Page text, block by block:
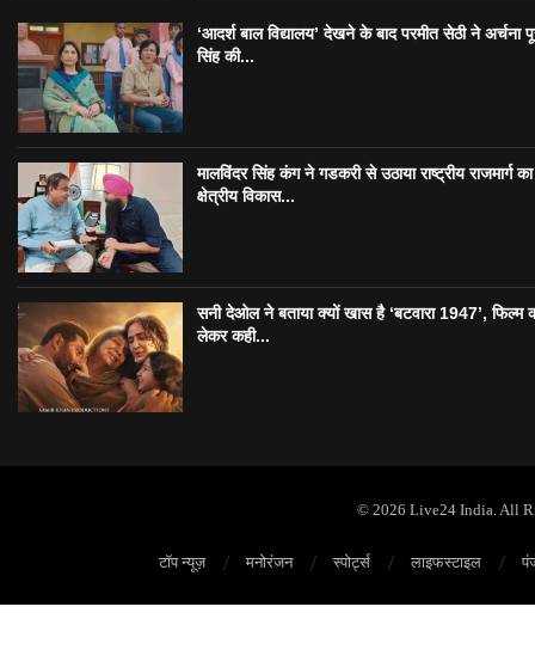
‘आदर्श बाल विद्यालय’ देखने के बाद परमीत सेठी ने अर्चना
सिंह की...
मालविंदर सिंह कंग ने गडकरी से उठाया राष्ट्रीय राजमार्ग का
क्षेत्रीय विकास...
सनी देओल ने बताया क्यों खास है ‘बटवारा 1947’, फिल्म
लेकर कही...
© 2026 Live24 India. All
टॉप न्यूज़ मनोरंजन स्पोर्ट्स लाइफस्टाइल